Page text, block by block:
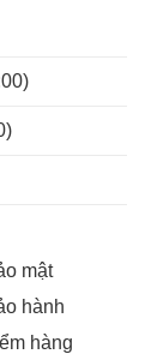
mật
hành
hàng